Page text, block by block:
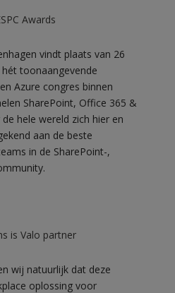
Awards
vindt plaats van 26
toonaangevende
Azure congres binnen
SharePoint, Office 365 &
hele wereld zich hier en
aan de beste
in de SharePoint-,
is Valo partner
wij natuurlijk dat deze
oplossing voor